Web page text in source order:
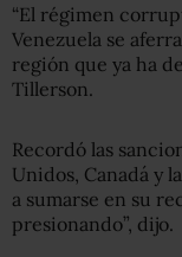
“El régimen
Venezuela se
región que ya ha
Tillerson.
Recordó las
Unidos, Canadá y
a sumarse en su
presionando”, dijo.